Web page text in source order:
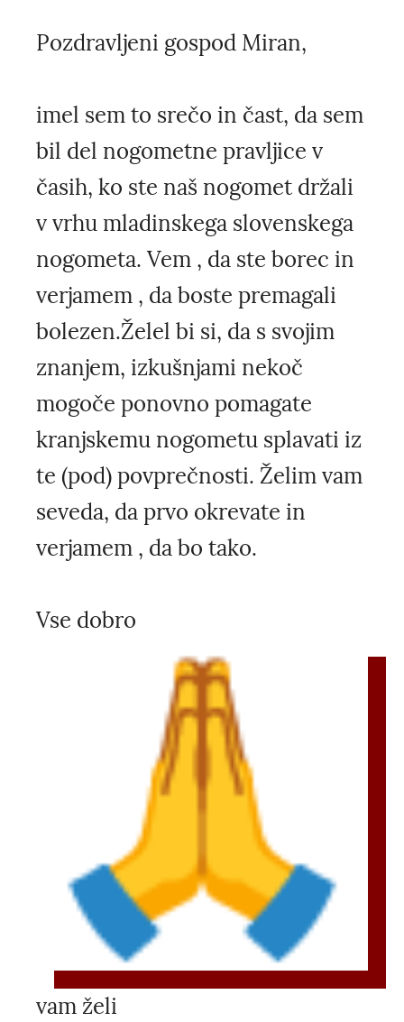
Pozdravljeni gospod Miran,
imel sem to srečo in čast, da sem
bil del nogometne pravljice v
časih, ko ste naš nogomet držali
v vrhu mladinskega slovenskega
nogometa. Vem , da ste borec in
verjamem , da boste premagali
bolezen.Želel bi si, da s svojim
znanjem, izkušnjami nekoč
mogoče ponovno pomagate
kranjskemu nogometu splavati iz
te (pod) povprečnosti. Želim vam
seveda, da prvo okrevate in
verjamem , da bo tako.
Vse dobro
vam želi